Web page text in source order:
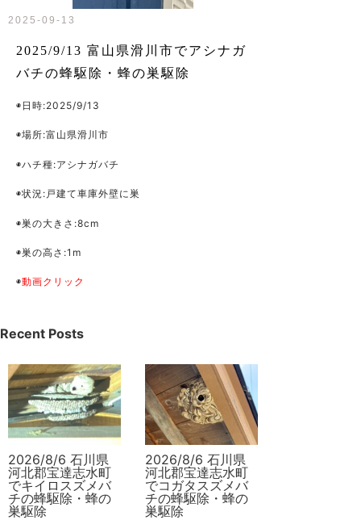
2025-09-13
2025/9/13 富山県滑川市でアシナガ
バチの蜂駆除・蜂の巣駆除
◉日時:2025/9/13
◉場所:富山県滑川市
◉ハチ種:アシナガバチ
◉状況:戸建て車庫外壁に巣
◉巣の大きさ:8cm
◉巣の高さ:1m
◉動画クリック
Recent Posts
2026/8/6 石川県
河北郡宝達志水町
でキイロスズメバ
チの蜂駆除・蜂の
巣駆除
2026/8/6 石川県
河北郡宝達志水町
でコガタスズメバ
チの蜂駆除・蜂の
巣駆除